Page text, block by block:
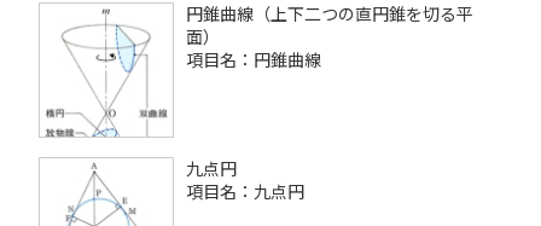
円錐曲線（上下二つの直円錐を切る平
面）
項目名：円錐曲線
九点円
項目名：九点円